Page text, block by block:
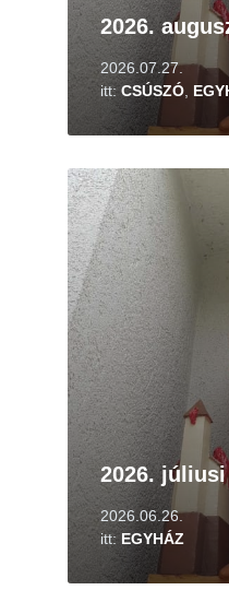
2026.
2026.07.27.
itt: CSÚSZÓ
2026.
2026.06.26.
itt: EGYHÁZ
Tovább